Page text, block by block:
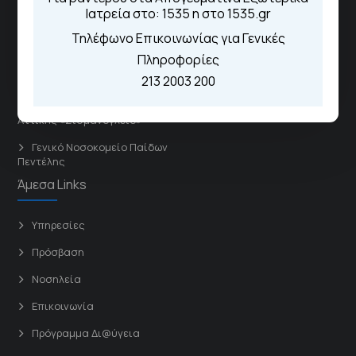
Ιατρεία στο: 1535 η στο 1535.gr
Τηλέφωνο Επικοινωνίας για Γενικές
Πληροφορίες
213 2003 200
Το Νοσοκομείο
Διασυνδεόμενα Νοσοκομεία
Αττικής «Σισμανόγλειο»
Γενικό Νοσοκομείο Παίδων
Πεντέλης
Άμεσα Links
Υπηρεσίες
Πρόσβαση
Νοσηλεία
Επικοινωνία
Πρόγραμμα Δι@ύγεια